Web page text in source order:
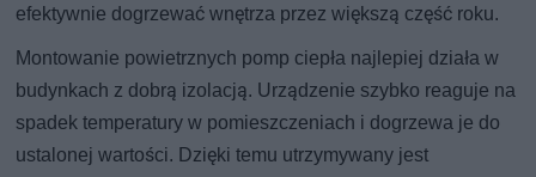
efektywnie dogrzewać wnętrza przez większą część roku.
Montowanie powietrznych pomp ciepła najlepiej działa w
budynkach z dobrą izolacją. Urządzenie szybko reaguje na
spadek temperatury w pomieszczeniach i dogrzewa je do
ustalonej wartości. Dzięki temu utrzymywany jest